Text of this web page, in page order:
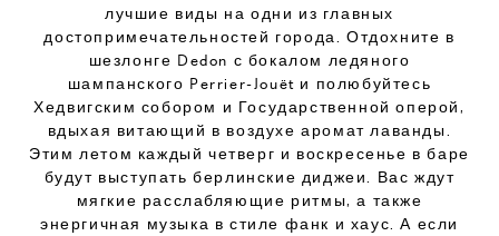
лучшие виды на одни из главных
достопримечательностей города. Отдохните в
шезлонге Dedon с бокалом ледяного
шампанского Perrier-Jouët и полюбуйтесь
Хедвигским собором и Государственной оперой,
вдыхая витающий в воздухе аромат лаванды.
Этим летом каждый четверг и воскресенье в баре
будут выступать берлинские диджеи. Вас ждут
мягкие расслабляющие ритмы, а также
энергичная музыка в стиле фанк и хаус. А если